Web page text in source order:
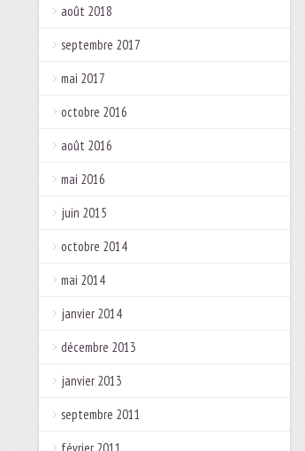
août 2018
septembre 2017
mai 2017
octobre 2016
août 2016
mai 2016
juin 2015
octobre 2014
mai 2014
janvier 2014
décembre 2013
janvier 2013
septembre 2011
février 2011